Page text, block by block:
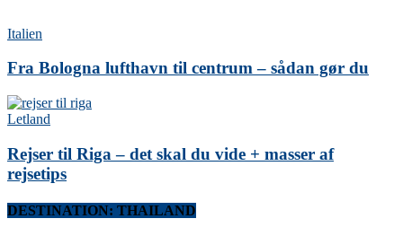
Italien
Fra Bologna lufthavn til centrum – sådan gør du
Letland
Rejser til Riga – det skal du vide + masser af
rejsetips
DESTINATION: THAILAND